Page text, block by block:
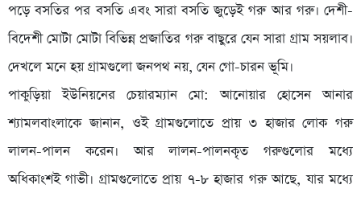
পড়ে বসতির পর বসতি এবং সারা বসতি জুড়েই গরু আর গরু। দেশী-
বিদেশী মোটা মোটা বিভিন্ন প্রজাতির গরু বাছুরে যেন সারা গ্রাম সয়লাব।
দেখলে মনে হয় গ্রামগুলো জনপথ নয়, যেন গো-চারন ভূমি।
পাকুড়িয়া ইউনিয়নের চেয়ারম্যান মো: আনোয়ার হোসেন আনার
শ্যামলবাংলাকে জানান, ওই গ্রামগুলোতে প্রায় ৩ হাজার লোক গরু
লালন-পালন করেন। আর লালন-পালনকৃত গরুগুলোর মধ্যে
অধিকাংশই গাভী। গ্রামগুলোতে প্রায় ৭-৮ হাজার গরু আছে, যার মধ্যে